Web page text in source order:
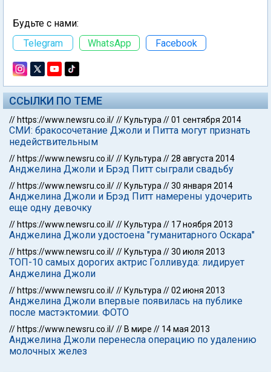
Будьте с нами:
Telegram
WhatsApp Facebook
ССЫЛКИ ПО ТЕМЕ
// https://www.newsru.co.il/// Культура //01 сентября 2014
СМИ: бракосочетание Джоли и Питта могут признать
недействительным
// https://www.newsru.co.il/// Культура //28 августа 2014
Анджелина Джоли и Брэд Питт сыграли свадьбу
// https://www.newsru.co.il/// Культура //30 января 2014
Анджелина Джоли и Брэд Питт намерены удочерить
еще одну девочку
// https://www.newsru.co.il/// Культура // 17 ноября 2013
Анджелина Джоли удостоена "гуманитарного Оскара"
// https://www.newsru.co.il/// Культура //30 июля 2013
ТОП-10 самых дорогих актрис Голливуда: лидирует
Анджелина Джоли
// https://www.newsru.co.il/// Культура //02 июня 2013
Анджелина Джоли впервые появилась на публике
после мастэктомии. ФОТО
// https://www.newsru.co.il/// В мире // 14 мая 2013
Анджелина Джоли перенесла операцию по удалению
молочных желез